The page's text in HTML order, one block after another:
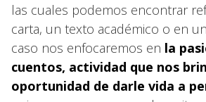
las cuales podemos encontrar
carta, un texto académico o en
caso nos enfocaremos en la
cuentos, actividad que nos
oportunidad de darle vida a